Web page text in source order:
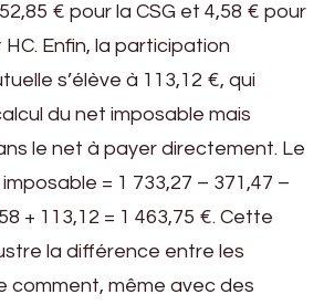
€ pour la CSG et 4,58 € pour
HC. Enfin, la participation
s’élève à 113,12 €, qui
du net imposable mais
le net à payer directement. Le
= 1 733,27 – 371,47 –
+ 113,12 = 1 463,75 €. Cette
la différence entre les
comment, même avec des